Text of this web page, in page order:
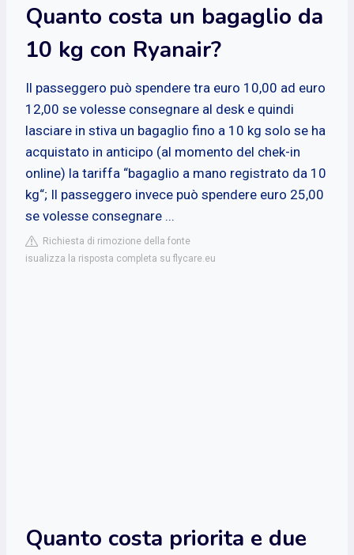
Quanto costa un bagaglio da
10 kg con Ryanair?
Il passeggero può spendere tra euro 10,00 ad euro
12,00 se volesse consegnare al desk e quindi
lasciare in stiva un bagaglio fino a 10 kg solo se ha
acquistato in anticipo (al momento del chek-in
online) la tariffa “bagaglio a mano registrato da 10
kg“; Il passeggero invece può spendere euro 25,00
se volesse consegnare ...
Richiesta di rimozione della fonte
isualizza la risposta completa su flycare.eu
Quanto costa priorita e due